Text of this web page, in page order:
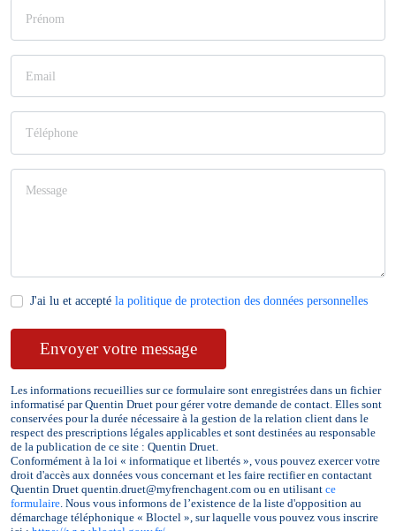
J'ai lu et accepté la politique de protection des données personnelles
Envoyer votre message
Les informations recueillies sur ce formulaire sont enregistrées dans un fichier
informatisé par Quentin Druet pour gérer votre demande de contact. Elles sont
conservées pour la durée nécessaire à la gestion de la relation client dans le
respect des prescriptions légales applicables et sont destinées au responsable
de la publication de ce site : Quentin Druet.
Conformément à la loi « informatique et libertés », vous pouvez exercer votre
droit d'accès aux données vous concernant et les faire rectifier en contactant
Quentin Druet quentin.druet@myfrenchagent.com ou en utilisant ce
formulaire. Nous vous informons de l’existence de la liste d'opposition au
démarchage téléphonique « Bloctel », sur laquelle vous pouvez vous inscrire